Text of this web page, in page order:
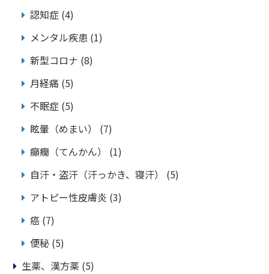
認知症 (4)
メンタル疾患 (1)
新型コロナ (8)
月経痛 (5)
不眠症 (5)
眩暈（めまい）
(7)
癲癇（てんかん）
(1)
自汗・盗汗（汗っかき、寝汗）
(5)
アトピー性皮膚炎 (3)
癌 (7)
便秘 (5)
生薬、漢方薬 (5)